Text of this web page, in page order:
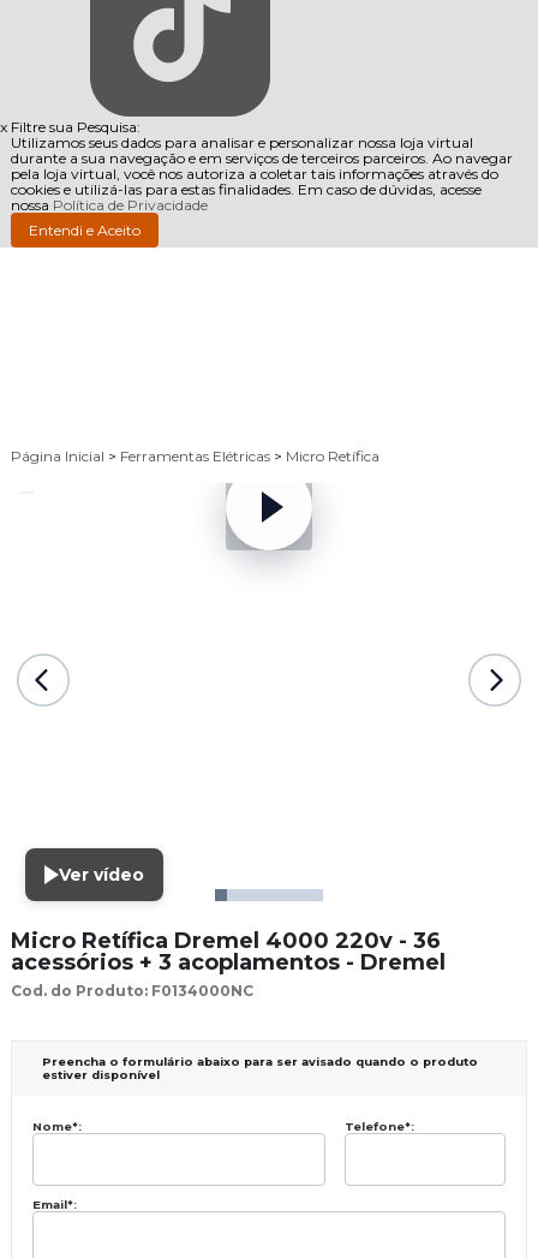
x Filtre sua Pesquisa:
Utilizamos seus dados para analisar e personalizar nossa loja virtual
durante a sua navegação e em serviços de terceiros parceiros. Ao navegar
pela loja virtual, você nos autoriza a coletar tais informações através do
cookies e utilizá-las para estas finalidades. Em caso de dúvidas, acesse
nossa Política de Privacidade
Entendi e Aceito
Página Inicial > Ferramentas Elétricas > Micro Retífica
Ver vídeo
Micro Retífica Dremel 4000 220v - 36
acessórios + 3 acoplamentos - Dremel
Cod. do Produto: F0134000NC
Preencha o formulário abaixo para ser avisado quando o produto
estiver disponível
Nome*: Telefone*:
Email*: